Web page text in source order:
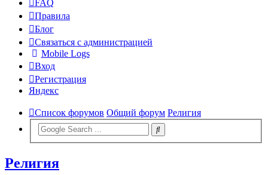
FAQ
Правила
Блог
Связаться с администрацией
Mobile Logs
Вход
Регистрация
Яндекс
Список форумов Общий форум Религия
Религия